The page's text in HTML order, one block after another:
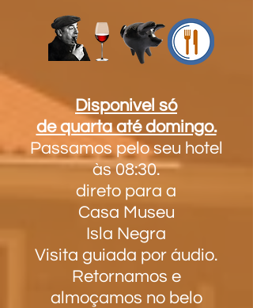
Disponivel só
de quarta até domingo.
Passamos pelo seu hotel
às 08:30.
direto para a
Casa Museu
Isla Negra
Visita guiada por áudio.
Retornamos e
almoçamos no belo